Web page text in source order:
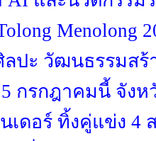
Menolong
ลปะ วัฒนธรรมส
กรกฎาคมนี้ จัง
เดอร์ ทิ้งคู่แข่ง